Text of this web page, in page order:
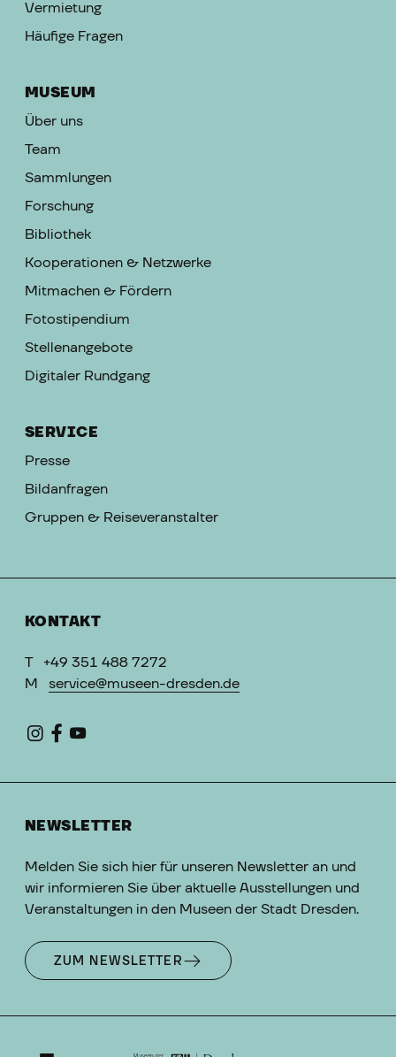
Vermietung
Häufige Fragen
MUSEUM
Über uns
Team
Sammlungen
Forschung
Bibliothek
Kooperationen & Netzwerke
Mitmachen & Fördern
Fotostipendium
Stellenangebote
Digitaler Rundgang
SERVICE
Presse
Bildanfragen
Gruppen & Reiseveranstalter
KONTAKT
T
+49 351 488 7272
M
service@museen-dresden.de
NEWSLETTER
Melden Sie sich hier für unseren Newsletter an und
wir informieren Sie über aktuelle Ausstellungen und
Veranstaltungen in den Museen der Stadt Dresden.
ZUM NEWSLETTER